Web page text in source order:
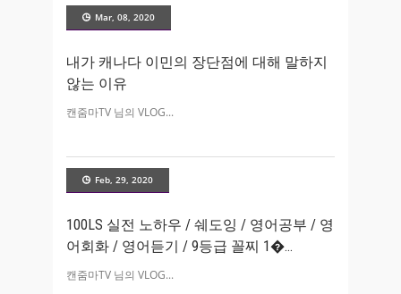
Mar, 08, 2020
내가 캐나다 이민의 장단점에 대해 말하지
않는 이유
캔줌마TV 님의 VLOG
Feb, 29, 2020
100LS 실전 노하우 / 쉐도잉 / 영어공부 / 영
어회화 / 영어듣기 / 9등급 꼴찌 1�
캔줌마TV 님의 VLOG